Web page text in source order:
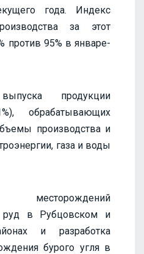
года. Индекс
за этот
против 95% в январе-
продукции
обрабатывающих
производства и
газа и воды
руд в Рубцовском и
и разработка
бурого угля в